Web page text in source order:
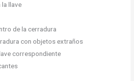
llave
de la cerradura
con objetos extraños
correspondiente